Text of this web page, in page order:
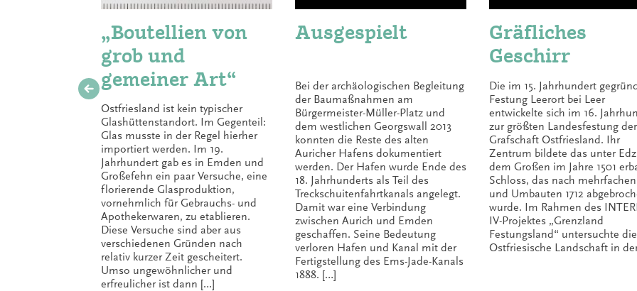
„Boutellien von
grob und
gemeiner Art“
Ostfriesland ist kein typischer
Glashüttenstandort. Im Gegenteil:
Glas musste in der Regel hierher
importiert werden. Im 19.
Jahrhundert gab es in Emden und
Großefehn ein paar Versuche, eine
florierende Glasproduktion,
vornehmlich für Gebrauchs- und
Apothekerwaren, zu etablieren.
Diese Versuche sind aber aus
verschiedenen Gründen nach
relativ kurzer Zeit gescheitert.
Umso ungewöhnlicher und
erfreulicher ist dann […]
Ausgespielt
Bei der archäologischen Begleitung
der Baumaßnahmen am
Bürgermeister-Müller-Platz und
dem westlichen Georgswall 2013
konnten die Reste des alten
Auricher Hafens dokumentiert
werden. Der Hafen wurde Ende des
18. Jahrhunderts als Teil des
Treckschuitenfahrtkanals angelegt.
Damit war eine Verbindung
zwischen Aurich und Emden
geschaffen. Seine Bedeutung
verloren Hafen und Kanal mit der
Fertigstellung des Ems-Jade-Kanals
1888. […]
Gräfliches
Geschirr
Die im 15. Jahrhundert
Festung Leerort bei Leer
entwickelte sich im 16.
zur größten Landesfestung der
Grafschaft Ostfriesland. Ihr
Zentrum bildete das unter
dem Großen im Jahre 1501
Schloss, das nach
und Umbauten 1712
wurde. Im Rahmen des
IV-Projektes „Grenzland
Festungsland“ untersuchte die
Ostfriesische Landschaft in